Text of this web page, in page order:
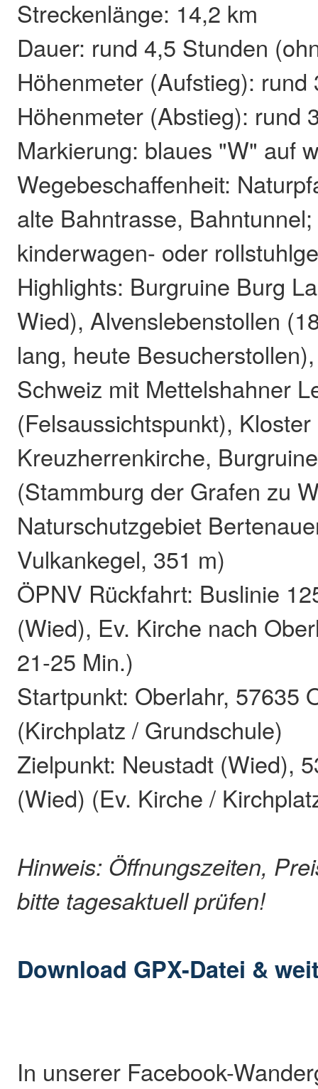
Streckenlänge: 14,2 km
Dauer: rund 4,5 Stunden
Höhenmeter (Aufstieg): rund
Höhenmeter (Abstieg): rund
Markierung: blaues "W" auf
Wegebeschaffenheit:
alte Bahntrasse,
kinderwagen- oder
Highlights: Burgruine Burg
Wied), Alvenslebenstollen
lang, heute
Schweiz mit Mettelshahner
(Felsaussichtspunkt),
Kreuzherrenkirche,
(Stammburg der Grafen zu
Naturschutzgebiet
Vulkankegel, 351 m)
ÖPNV Rückfahrt: Buslinie
(Wied), Ev. Kirche nach
21-25 Min.)
Startpunkt: Oberlahr, 57635
(Kirchplatz / Grundschule)
Zielpunkt: Neustadt (Wied),
(Wied) (Ev. Kirche /
Hinweis: Öffnungszeiten,
bitte tagesaktuell prüfen!
Download GPX-Datei &
In unserer Facebook-